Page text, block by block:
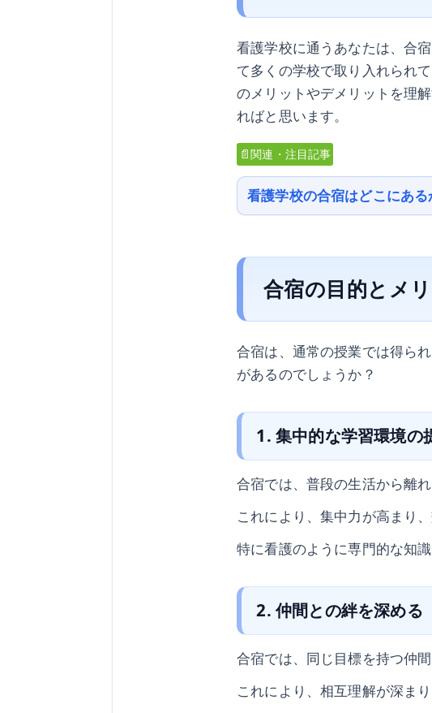
看護学校に通うあなたは、合
て多くの学校で取り入れられ
のメリットやデメリットを理
ればと思います。
📄関連・注目記事
看護学校の合宿はどこにあ
合宿の目的とメ
合宿は、通常の授業では得ら
があるのでしょうか？
1. 集中的な学習環境の
合宿では、普段の生活から離
これにより、集中力が高まり
特に看護のように専門的な知
2. 仲間との絆を深める
合宿では、同じ目標を持つ仲
これにより、相互理解が深ま